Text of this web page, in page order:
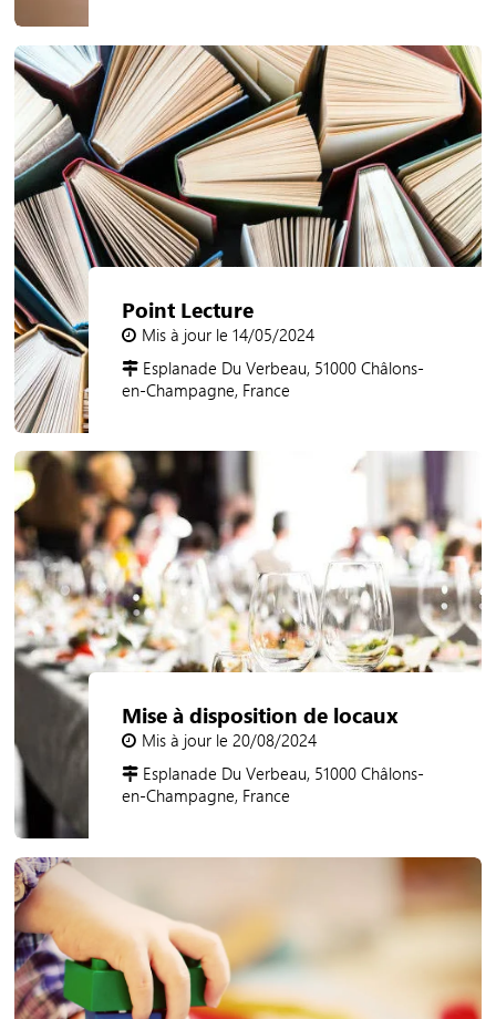
Point Lecture
Mis à jour le 14/05/2024
Esplanade Du Verbeau, 51000 Châlons-
en-Champagne, France
Mise à disposition de locaux
Mis à jour le 20/08/2024
Esplanade Du Verbeau, 51000 Châlons-
en-Champagne, France